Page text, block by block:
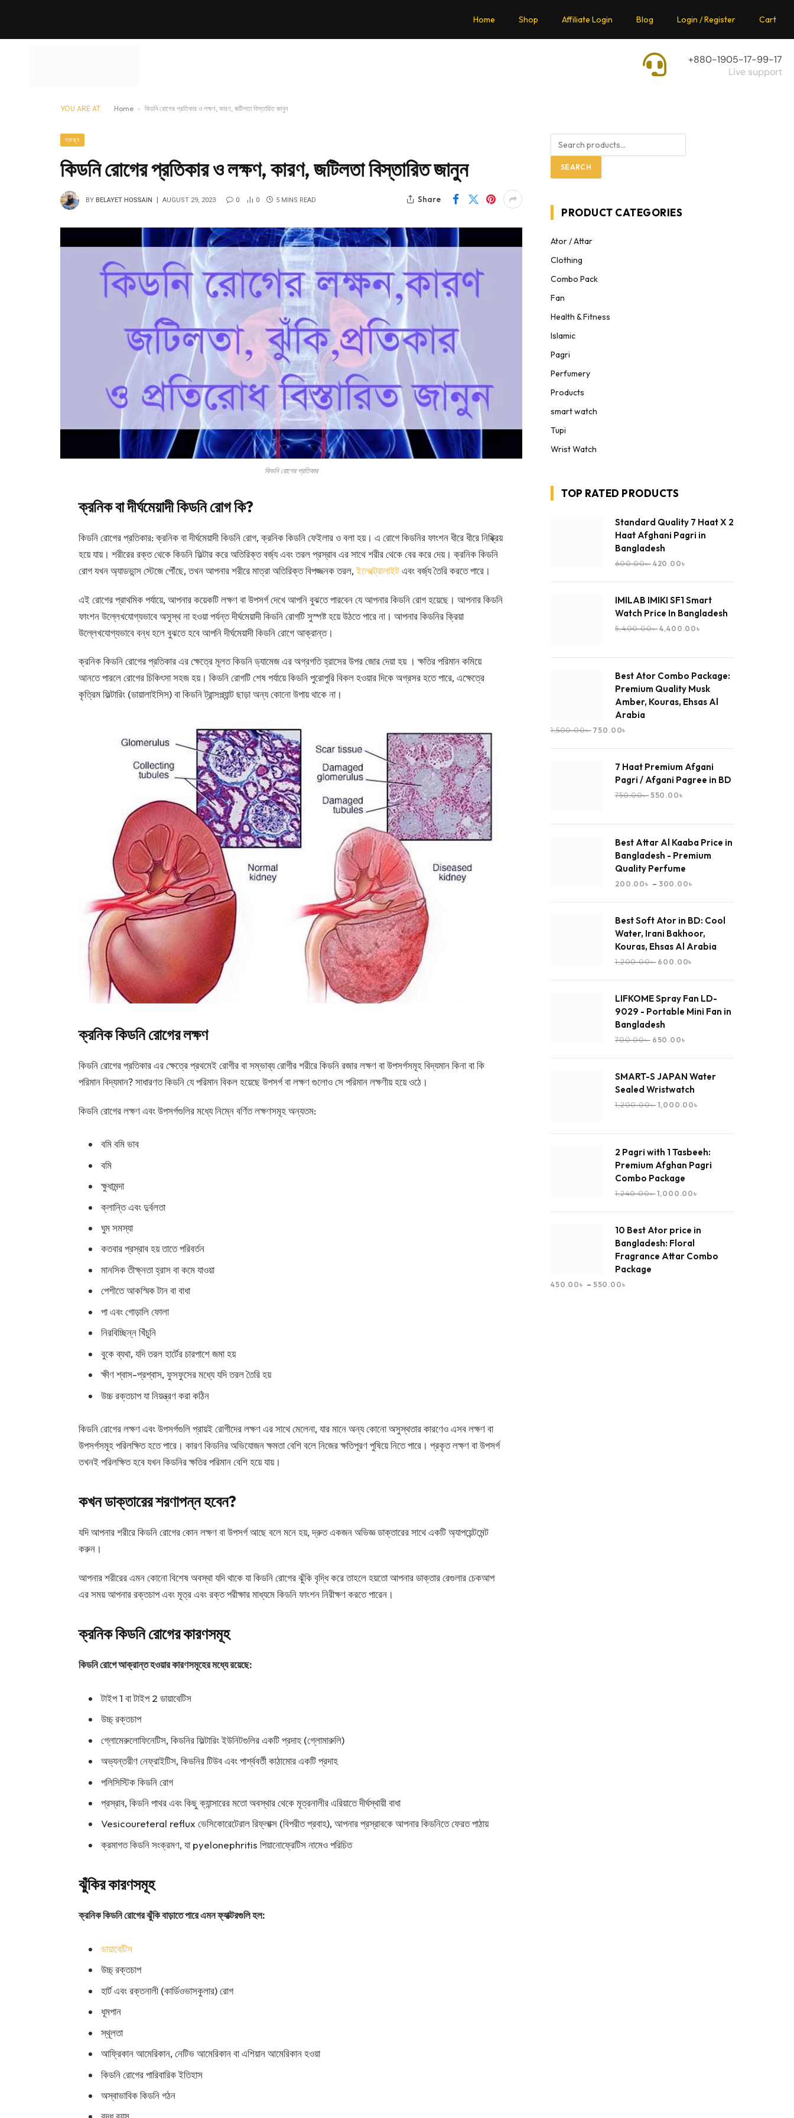
Home Shop Affiliate Login Blog Login / Register Cart
+880-1905-17-99-17
Live support
YOU ARE AT: Home - কিডনি রোগের প্রতিকার ও লক্ষণ, কারণ, জটিলতা বিস্তারিত জানুন
স্বাস্থ্য
কিডনি রোগের প্রতিকার ও লক্ষণ, কারণ, জটিলতা বিস্তারিত জানুন
BY BELAYET HOSSAIN AUGUST 29, 2023 0 0 5 MINS READ Share
কিডনি রোগের প্রতিকার
ক্রনিক বা দীর্ঘমেয়াদী কিডনি রোগ কি?
কিডনি রোগের প্রতিকার: ক্রনিক বা দীর্ঘমেয়াদী কিডনি রোগ, ক্রনিক কিডনি ফেইলার ও বলা হয়। এ রোগে কিডনির ফাংশন ধীরে ধীরে নিষ্ক্রিয়
হয়ে যায়। শরীরের রক্ত থেকে কিডনি ফিল্টার করে অতিরিক্ত বর্জ্য এবং তরল প্রস্রাব এর সাথে শরীর থেকে বের করে দেয়। ক্রনিক কিডনি
রোগ যখন অ্যাডভান্স স্টেজে পৌঁছে, তখন আপনার শরীরে মাত্রা অতিরিক্ত বিপজ্জনক তরল,ইলেক্ট্রোলাইটএবং বর্জ্য তৈরি করতে পারে।
এই রোগের প্রাথমিক পর্যায়ে, আপনার কয়েকটি লক্ষণ বা উপসর্গ দেখে আপনি বুঝতে পারবেন যে আপনার কিডনি রোগ হয়েছে। আপনার কিডনি
ফাংশন উল্লেখযোগ্যভাবে অসুস্থ না হওয়া পর্যন্ত দীর্ঘমেয়াদী কিডনি রোগটি সুস্পষ্ট হয়ে উঠতে পারে না। আপনার কিডনির ক্রিয়া
উল্লেখযোগ্যভাবে বন্ধ হলে বুঝতে হবে আপনি দীর্ঘমেয়াদী কিডনি রোগে আক্রান্ত।
ক্রনিক কিডনি রোগের প্রতিকার এর ক্ষেত্রে মূলত কিডনি ড্যামেজ এর অগ্রগতি হ্রাসের উপর জোর দেয়া হয় । ক্ষতির পরিমান কমিয়ে
আনতে পারলে রোগের চিকিৎসা সহজ হয়। কিডনি রোগটি শেষ পর্যায়ে কিডনি পুরোপুরি বিকল হওয়ার দিকে অগ্রসর হতে পারে, এক্ষেত্রে
কৃত্রিম ফিল্টারিং (ডায়ালাইসিস) বা কিডনি ট্রান্সপ্ল্যান্ট ছাড়া অন্য কোনো উপায় থাকে না।
ক্রনিক কিডনি রোগের লক্ষণ
কিডনি রোগের প্রতিকার এর ক্ষেত্রে প্রথমেই রোগীর বা সম্ভাব্য রোগীর শরীরে কিডনি রজার লক্ষণ বা উপসর্গসমূহ বিদ্যমান কিনা বা কি
পরিমান বিদ্যমান? সাধারণত কিডনি যে পরিমান বিকল হয়েছে উপসর্গ বা লক্ষণ গুলোও সে পরিমান লক্ষণীয় হয়ে ওঠে।
কিডনি রোগের লক্ষণ এবং উপসর্গগুলির মধ্যে নিম্নে বর্ণিত লক্ষণসমূহ অন্যতম:
বমি বমি ভাব
বমি
ক্ষুধামন্দা
ক্লান্তি এবং দুর্বলতা
ঘুম সমস্যা
কতবার প্রস্রাব হয় তাতে পরিবর্তন
মানসিক তীক্ষ্নতা হ্রাস বা কমে যাওয়া
পেশীতে আকস্মিক টান বা বাধা
পা এবং গোড়ালি ফোলা
নিরবিচ্ছিন্ন খিঁচুনি
বুকে ব্যথা, যদি তরল হার্টের চারপাশে জমা হয়
ক্ষীণ শ্বাস-প্রশ্বাস, ফুসফুসের মধ্যে যদি তরল তৈরি হয়
উচ্চ রক্তচাপ যা নিয়ন্ত্রণ করা কঠিন
কিডনি রোগের লক্ষণ এবং উপসর্গগুলি প্রায়ই রোগীদের লক্ষণ এর সাথে মেলেনা, যার মানে অন্য কোনো অসুস্থতার কারণেও এসব লক্ষণ বা
উপসর্গসমূহ পরিলক্ষিত হতে পারে। কারণ কিডনির অভিযোজন ক্ষমতা বেশি বলে নিজের ক্ষতিপূরণ পুষিয়ে নিতে পারে। প্রকৃত লক্ষণ বা উপসর্গ
তখনই পরিলক্ষিত হবে যখন কিডনির ক্ষতির পরিমান বেশি হয়ে যায়।
কখন ডাক্তারের শরণাপন্ন হবেন?
যদি আপনার শরীরে কিডনি রোগের কোন লক্ষণ বা উপসর্গ আছে বলে মনে হয়, দ্রুত একজন অভিজ্ঞ ডাক্তারের সাথে একটি অ্যাপয়েন্টমেন্ট
করুন।
আপনার শরীরের এমন কোনো বিশেষ অবস্থা যদি থাকে যা কিডনি রোগের ঝুঁকি বৃদ্ধি করে তাহলে হয়তো আপনার ডাক্তার রেগুলার চেকআপ
এর সময় আপনার রক্তচাপ এবং মূত্র এবং রক্ত ​​পরীক্ষার মাধ্যমে কিডনি ফাংশন নিরীক্ষণ করতে পারেন।
ক্রনিক কিডনি রোগের কারণসমূহ
কিডনি রোগে আক্রান্ত হওয়ার কারণসমূহের মধ্যে রয়েছে:
টাইপ 1 বা টাইপ 2 ডায়াবেটিস
উচ্চ্ রক্তচাপ
গ্লোমেরুলোফিনেটিস, কিডনির ফিল্টারিং ইউনিটগুলির একটি প্রদাহ (গ্লোমারুলি)
অভ্যন্তরীণ নেফ্রাইটিস, কিডনির টিউব এবং পার্শ্ববর্তী কাঠামোর একটি প্রদাহ
পলিসিস্টিক কিডনি রোগ
প্রস্রাব, কিডনি পাথর এবং কিছু ক্যান্সারের মতো অবস্থার থেকে মূত্রনালীর এরিয়াতে দীর্ঘস্থায়ী বাধা
Vesicoureteral reflux ভেসিকোরেটেরাল রিফ্লাক্স (বিপরীত প্রবাহ), আপনার প্রস্রাবকে আপনার কিডনিতে ফেরত পাঠায়
ক্রমাগত কিডনি সংক্রমণ, যা pyelonephritis পিয়ানোফ্রেটিস নামেও পরিচিত
ঝুঁকির কারণসমূহ
ক্রনিক কিডনি রোগের ঝুঁকি বাড়াতে পারে এমন ফ্যাক্টরগুলি হল:
ডায়াবেটিস
উচ্চ্ রক্তচাপ
হার্ট এবং রক্তনালী (কার্ডিওভাসকুলার) রোগ
ধূমপান
স্থূলতা
আফ্রিকান আমেরিকান, নেটিভ আমেরিকান বা এশিয়ান আমেরিকান হওয়া
কিডনি রোগের পারিবারিক ইতিহাস
অস্বাভাবিক কিডনি গঠন
SEARCH
PRODUCT CATEGORIES
Ator / Attar
Clothing
Combo Pack
Fan
Health & Fitness
Islamic
Pagri
Perfumery
Products
smart watch
Tupi
Wrist Watch
TOP RATED PRODUCTS
Standard Quality 7 Haat X 2
Haat Afghani Pagri in
Bangladesh
600.00৳ 420.00৳
IMILAB IMIKI SF1 Smart
Watch Price In Bangladesh
5,400.00৳ 4,400.00৳
Best Ator Combo Package:
Premium Quality Musk
Amber, Kouras, Ehsas Al
Arabia
1,500.00৳ 750.00৳
7 Haat Premium Afgani
Pagri / Afgani Pagree in BD
750.00৳ 550.00৳
Best Attar Al Kaaba Price in
Bangladesh - Premium
Quality Perfume
200.00৳ – 300.00৳
Best Soft Ator in BD: Cool
Water, Irani Bakhoor,
Kouras, Ehsas Al Arabia
1,200.00৳ 600.00৳
LIFKOME Spray Fan LD-
9029 - Portable Mini Fan in
Bangladesh
700.00৳ 650.00৳
SMART-S JAPAN Water
Sealed Wristwatch
1,200.00৳ 1,000.00৳
2 Pagri with 1 Tasbeeh:
Premium Afghan Pagri
Combo Package
1,240.00৳ 1,000.00৳
10 Best Ator price in
Bangladesh: Floral
Fragrance Attar Combo
Package
450.00৳ – 550.00৳